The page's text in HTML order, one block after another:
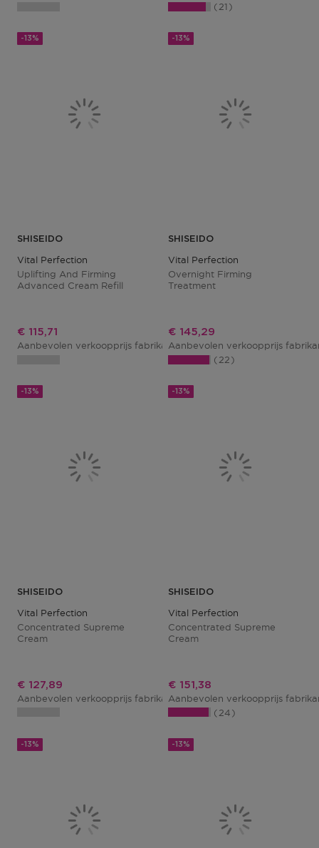
21
-13%
SHISEIDO
Vital Perfection
Uplifting And Firming
Advanced Cream Refill
Kortingsprijs
€ 115,71
Aanbevolen verkoopprijs fabrikant€ 133,00
-13%
SHISEIDO
Vital Perfection
Overnight Firming
Treatment
Kortingsprijs
€ 145,29
Aanbevolen verkoopprijs
22
-13%
SHISEIDO
Vital Perfection
Concentrated Supreme
Cream
Kortingsprijs
€ 127,89
Aanbevolen verkoopprijs fabrikant€ 147,00
-13%
SHISEIDO
Vital Perfection
Concentrated Supreme
Cream
Kortingsprijs
€ 151,38
Aanbevolen verkoopprijs
24
-13% -13%